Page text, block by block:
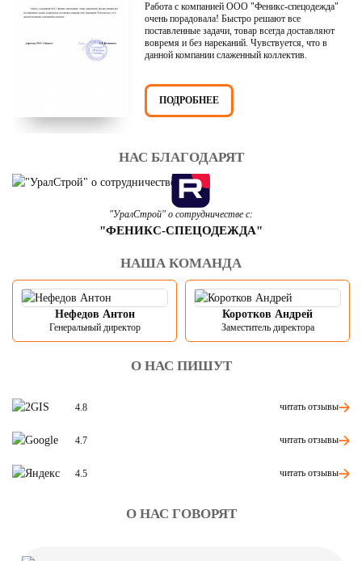
Работа с компанией ООО "Феникс-спецодежда"
очень порадовала! Быстро решают все
поставленные задачи, товар всегда доставляют
вовремя и без нареканий. Чувствуется, что в
данной компании слаженный коллектив.
ПОДРОБНЕЕ
НАС БЛАГОДАРЯТ
"УралСтрой" о сотрудничестве с:
"ФЕНИКС-СПЕЦОДЕЖДА"
НАША КОМАНДА
Нефедов Антон
Генеральный директор
Коротков Андрей
Заместитель директора
О НАС ПИШУТ
4.8 читать отзывы
4.7 читать отзывы
4.5 читать отзывы
О НАС ГОВОРЯТ